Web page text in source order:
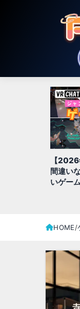
【
きジャ
全100
HOME